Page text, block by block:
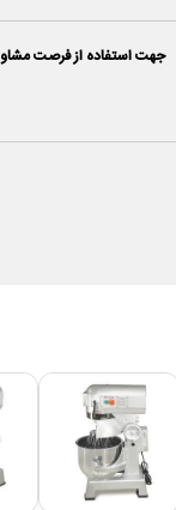
جهت استفاده از فرصت